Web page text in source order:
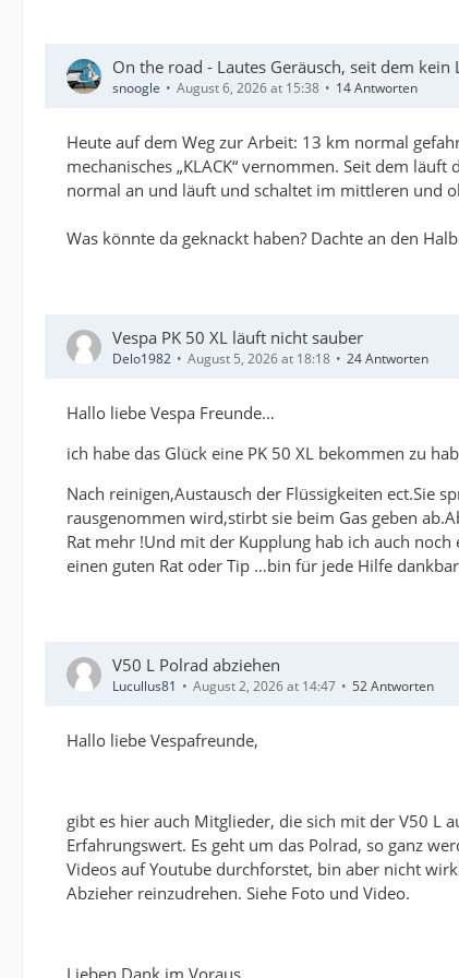
On the road - Lautes Geräusch, seit dem kein
snoogle August 6, 2026 at 15:38 14 Antworten
Heute auf dem Weg zur Arbeit: 13 km normal
mechanisches „KLACK“ vernommen. Seit dem
normal an und läuft und schaltet im mittleren und
Was könnte da geknackt haben? Dachte an den
Vespa PK 50 XL läuft nicht sauber
Delo1982 August 5, 2026 at 18:18 24 Antworten
Hallo liebe Vespa Freunde…
ich habe das Glück eine PK 50 XL bekommen zu
Nach reinigen,Austausch der Flüssigkeiten ect.Sie
rausgenommen wird,stirbt sie beim Gas geben
Rat mehr !Und mit der Kupplung hab ich auch
einen guten Rat oder Tip …bin für jede Hilfe
V50 L Polrad abziehen
Lucullus81 August 2, 2026 at 14:47 52 Antworten
Hallo liebe Vespafreunde,
gibt es hier auch Mitglieder, die sich mit der V50 L
Erfahrungswert. Es geht um das Polrad, so ganz
Videos auf Youtube durchforstet, bin aber nicht
Abzieher reinzudrehen. Siehe Foto und Video.